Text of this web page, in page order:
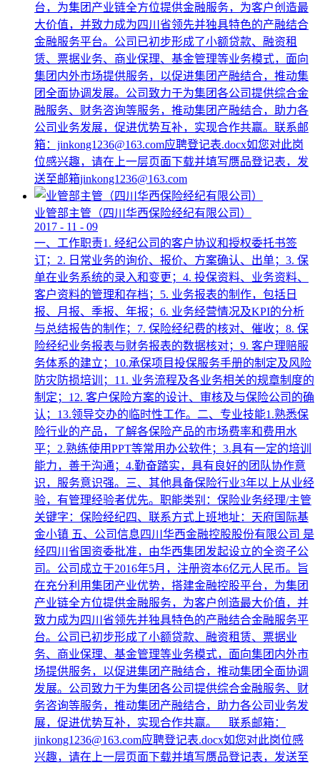
台，为集团产业链全方位提供金融服务，为客户创造最
大价值，并致力成为四川省领先并独具特色的产融结合
金融服务平台。公司已初步形成了小额贷款、融资租
赁、票据业务、商业保理、基金管理等业务模式，面向
集团内外市场提供服务，以促进集团产融结合，推动集
团全面协调发展。公司致力于为集团各公司提供综合金
融服务、财务咨询等服务，推动集团产融结合，助力各
公司业务发展，促进优势互补，实现合作共赢。联系邮
箱：jinkong1236@163.com应聘登记表.docx如您对此岗
位感兴趣，请在上一层页面下载并填写赝品登记表，发
送至邮箱jinkong1236@163.com
业管部主管（四川华西保险经纪有限公司）
2017 - 11 - 09
一、工作职责1. 经纪公司的客户协议和授权委托书签
订；2. 日常业务的询价、报价、方案确认、出单；3. 保
单在业务系统的录入和变更；4. 投保资料、业务资料、
客户资料的管理和存档；5. 业务报表的制作，包括日
报、月报、季报、年报；6. 业务经营情况及KPI的分析
与总结报告的制作；7. 保险经纪费的核对、催收；8. 保
险经纪业务报表与财务报表的数据核对；9. 客户理赔服
务体系的建立；10.承保项目投保服务手册的制定及风险
防灾防损培训；11. 业务流程及各业务相关的规章制度的
制定；12. 客户保险方案的设计、审核及与保险公司的确
认；13.领导交办的临时性工作。二、专业技能1.熟悉保
险行业的产品，了解各保险产品的市场费率和费用水
平；2.熟练使用PPT等常用办公软件；3.具有一定的培训
能力，善于沟通；4.勤奋踏实，具有良好的团队协作意
识，服务意识强。三、其他具备保险行业3年以上从业经
验，有管理经验者优先。职能类别：保险业务经理/主管
关键字：保险经纪四、联系方式上班地址：天府国际基
金小镇 五、公司信息四川华西金融控股股份有限公司 是
经四川省国资委批准，由华西集团发起设立的全资子公
司。公司成立于2016年5月，注册资本6亿元人民币。旨
在充分利用集团产业优势，搭建金融控股平台，为集团
产业链全方位提供金融服务，为客户创造最大价值，并
致力成为四川省领先并独具特色的产融结合金融服务平
台。公司已初步形成了小额贷款、融资租赁、票据业
务、商业保理、基金管理等业务模式，面向集团内外市
场提供服务，以促进集团产融结合，推动集团全面协调
发展。公司致力于为集团各公司提供综合金融服务、财
务咨询等服务，推动集团产融结合，助力各公司业务发
展，促进优势互补，实现合作共赢。 联系邮箱：
jinkong1236@163.com应聘登记表.docx如您对此岗位感
兴趣，请在上一层页面下载并填写赝品登记表，发送至